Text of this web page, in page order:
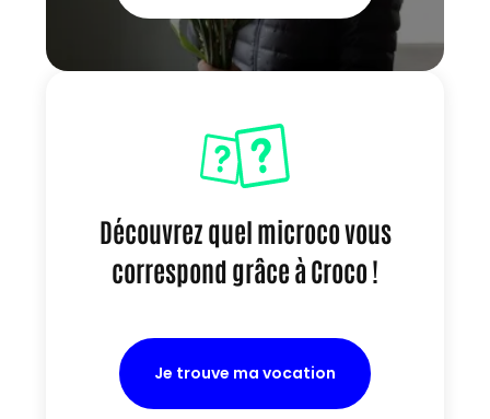
Découvrez quel microco vous
correspond grâce à Croco !
Je trouve ma vocation